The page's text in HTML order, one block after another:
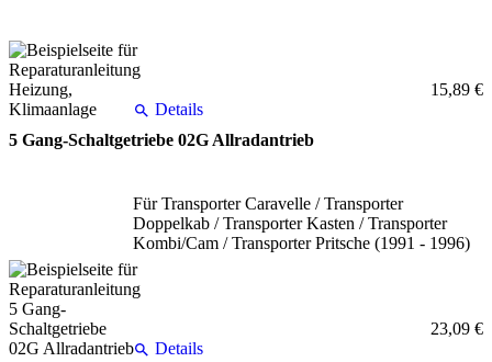
15,89 €
Details
5 Gang-Schaltgetriebe 02G Allradantrieb
Für Transporter Caravelle / Transporter
Doppelkab / Transporter Kasten / Transporter
Kombi/Cam / Transporter Pritsche (1991 - 1996)
23,09 €
Details